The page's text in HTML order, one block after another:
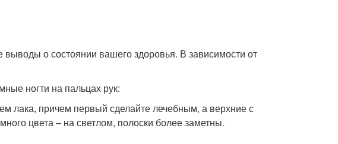
о состоянии вашего здоровья. В зависимости от
ногти на пальцах рук:
лака, причем первый сделайте лечебным, а верхние с
цвета – на светлом, полоски более заметны.